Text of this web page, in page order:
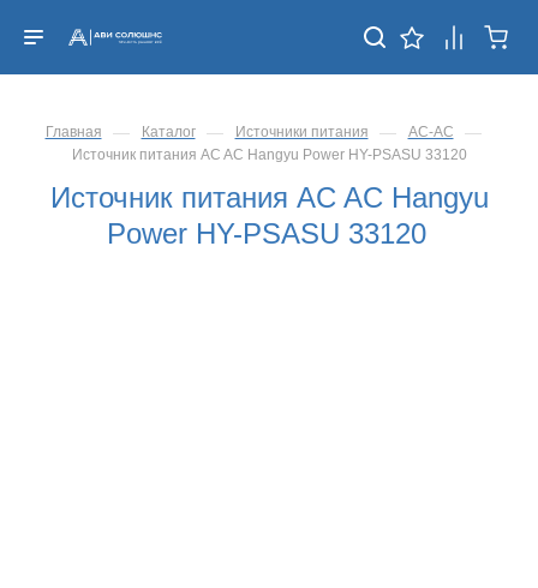
Главная — Каталог — Источники питания — AC-AC —
Источник питания AC AC Hangyu Power HY-PSASU 33120
Источник питания AC AC Hangyu
Power HY-PSASU 33120